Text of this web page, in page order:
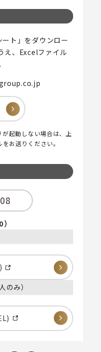
ト」をダウンロー
え、Excelファイル
起動しない場合は、
上
お送りください。
のみ）